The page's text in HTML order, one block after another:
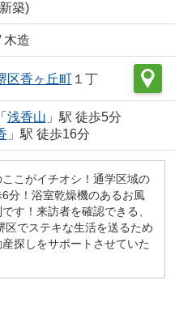
築)
木造
区香ヶ丘町１丁
「 浅香山 」駅 徒歩5分
」駅 徒歩16分
こがイチオシ！通学区域の
分！浴室乾燥機のあるお風
す！来訪者を確認できる、
でステキな生活を送るため
探しをサポートさせていた